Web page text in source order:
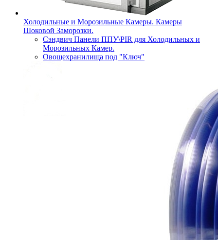
Холодильные и Морозильные Камеры. Камеры
Шоковой Заморозки.
Сэндвич Панели ППУ\PIR для Холодильных и
Морозильных Камер.
Овощехранилища под "Ключ"